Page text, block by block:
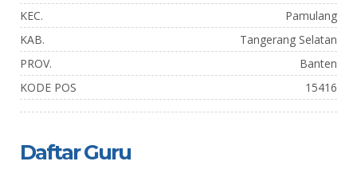
KEC.
Pamulang
KAB.
Tangerang Selatan
PROV.
Banten
KODE POS
15416
Daftar Guru